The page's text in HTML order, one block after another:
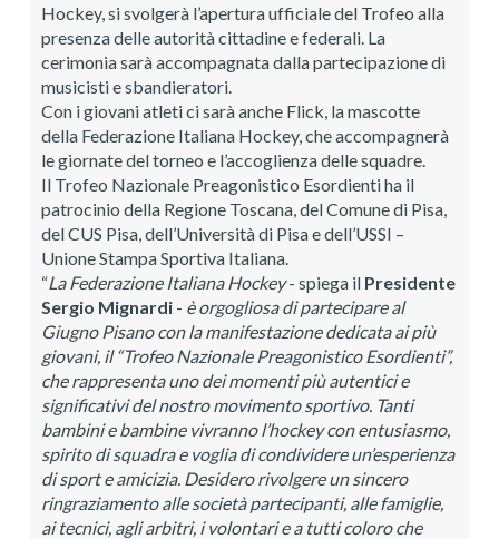
Hockey, si svolgerà l’apertura ufficiale del Trofeo alla
presenza delle autorità cittadine e federali. La
cerimonia sarà accompagnata dalla partecipazione di
musicisti e sbandieratori.
Con i giovani atleti ci sarà anche Flick, la mascotte
della Federazione Italiana Hockey, che accompagnerà
le giornate del torneo e l’accoglienza delle squadre.
Il Trofeo Nazionale Preagonistico Esordienti ha il
patrocinio della Regione Toscana, del Comune di Pisa,
del CUS Pisa, dell’Università di Pisa e dell’USSI –
Unione Stampa Sportiva Italiana.
“La Federazione Italiana Hockey- spiega il Presidente
Sergio Mignardi - è orgogliosa di partecipare al
Giugno Pisano con la manifestazione dedicata ai più
giovani, il “Trofeo Nazionale Preagonistico Esordienti”,
che rappresenta uno dei momenti più autentici e
significativi del nostro movimento sportivo. Tanti
bambini e bambine vivranno l’hockey con entusiasmo,
spirito di squadra e voglia di condividere un’esperienza
di sport e amicizia. Desidero rivolgere un sincero
ringraziamento alle società partecipanti, alle famiglie,
ai tecnici, agli arbitri, i volontari e a tutti coloro che